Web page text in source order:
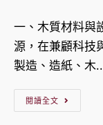
一、木質材料與
源，在兼顧科技
製造、造紙、木
閱讀全文